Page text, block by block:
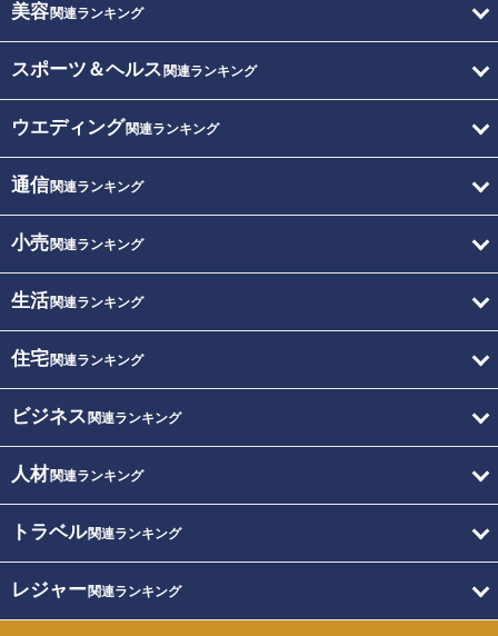
美容関連ランキング
スポーツ＆ヘルス 関連ランキング
ウエディング関連ランキング
通信関連ランキング
小売関連ランキング
生活関連ランキング
住宅関連ランキング
ビジネス 関連ランキング
人材関連ランキング
トラベル関連ランキング
レジャー関連ランキング